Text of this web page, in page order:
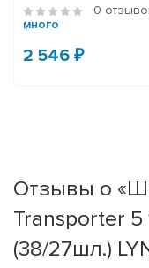
0
много
2 546 ₽
Отзывы о
Transporter 5
(38/27шл.)